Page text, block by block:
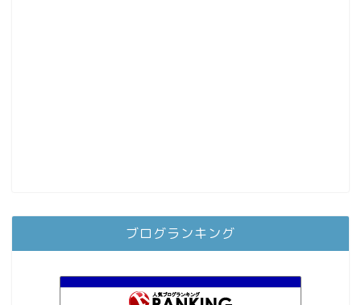
ブログランキング